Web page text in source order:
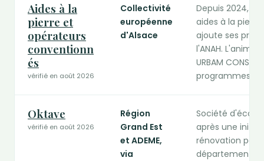
Aides à la
pierre et
opérateurs
conventionn
és
vérifié en août 2026
Collectivité
européenne
d'Alsace
Depuis 2024, la
aides à la
ajoute ses
l'ANAH.
URBAM
programmes
Oktave
vérifié en août 2026
Région
Grand Est
et ADEME,
via
Société
après une
rénovation
départements.